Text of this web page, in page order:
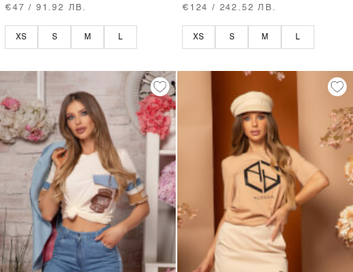
SOFT BEIGE
€47 / 91.92 ЛВ.
XS S M L
€124 / 242.52 ЛВ.
XS S M L